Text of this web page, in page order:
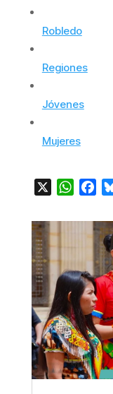
Robledo
Regiones
Jóvenes
Mujeres